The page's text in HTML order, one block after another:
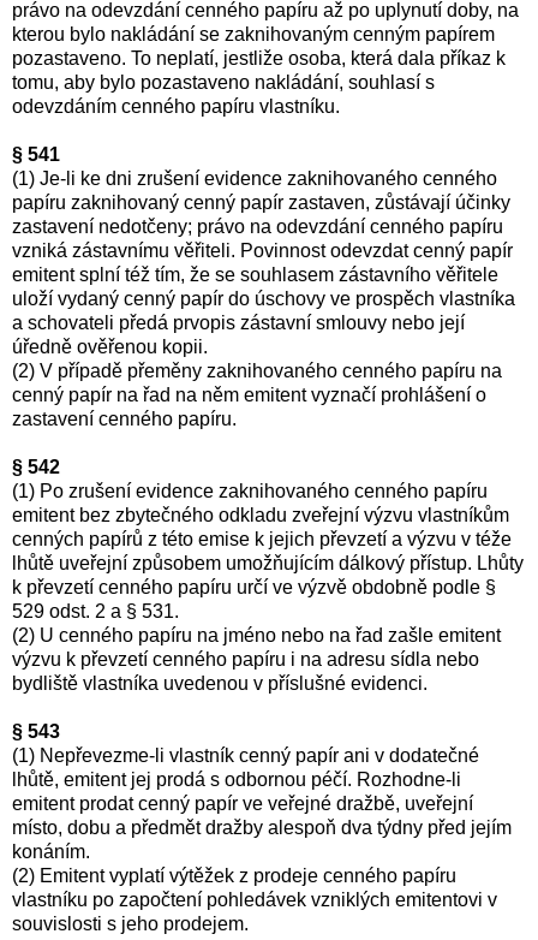
právo na odevzdání cenného papíru až po uplynutí doby, na
kterou bylo nakládání se zaknihovaným cenným papírem
pozastaveno. To neplatí, jestliže osoba, která dala příkaz k
tomu, aby bylo pozastaveno nakládání, souhlasí s
odevzdáním cenného papíru vlastníku.
§ 541
(1) Je-li ke dni zrušení evidence zaknihovaného cenného
papíru zaknihovaný cenný papír zastaven, zůstávají účinky
zastavení nedotčeny; právo na odevzdání cenného papíru
vzniká zástavnímu věřiteli. Povinnost odevzdat cenný papír
emitent splní též tím, že se souhlasem zástavního věřitele
uloží vydaný cenný papír do úschovy ve prospěch vlastníka
a schovateli předá prvopis zástavní smlouvy nebo její
úředně ověřenou kopii.
(2) V případě přeměny zaknihovaného cenného papíru na
cenný papír na řad na něm emitent vyznačí prohlášení o
zastavení cenného papíru.
§ 542
(1) Po zrušení evidence zaknihovaného cenného papíru
emitent bez zbytečného odkladu zveřejní výzvu vlastníkům
cenných papírů z této emise k jejich převzetí a výzvu v téže
lhůtě uveřejní způsobem umožňujícím dálkový přístup. Lhůty
k převzetí cenného papíru určí ve výzvě obdobně podle §
529 odst. 2 a § 531.
(2) U cenného papíru na jméno nebo na řad zašle emitent
výzvu k převzetí cenného papíru i na adresu sídla nebo
bydliště vlastníka uvedenou v příslušné evidenci.
§ 543
(1) Nepřevezme-li vlastník cenný papír ani v dodatečné
lhůtě, emitent jej prodá s odbornou péčí. Rozhodne-li
emitent prodat cenný papír ve veřejné dražbě, uveřejní
místo, dobu a předmět dražby alespoň dva týdny před jejím
konáním.
(2) Emitent vyplatí výtěžek z prodeje cenného papíru
vlastníku po započtení pohledávek vzniklých emitentovi v
souvislosti s jeho prodejem.